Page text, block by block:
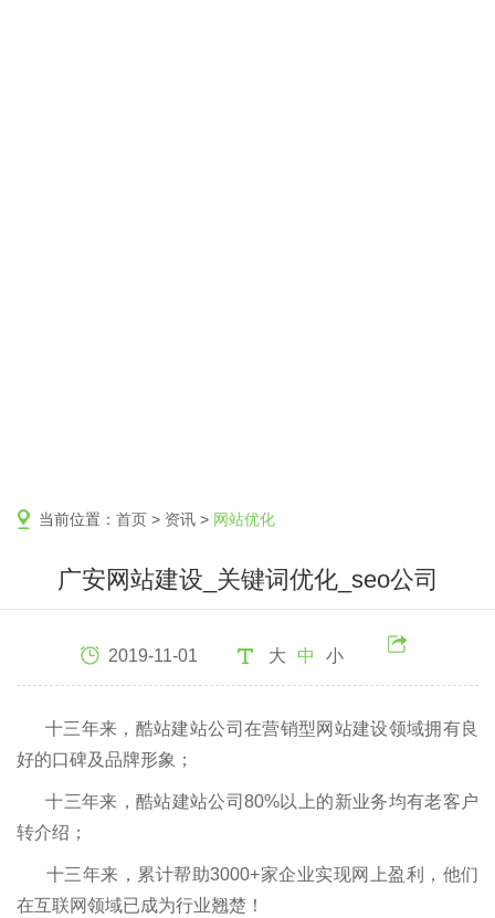
当前位置： 首页 > 资讯 > 网站优化
广安网站建设_关键词优化_seo公司
2019-11-01 大 中 小
十三年来，酷站建站公司在营销型网站建设领域拥有良
好的口碑及品牌形象；
十三年来，酷站建站公司80%以上的新业务均有老客户
转介绍；
十三年来，累计帮助3000+家企业实现网上盈利，他们
在互联网领域已成为行业翘楚！